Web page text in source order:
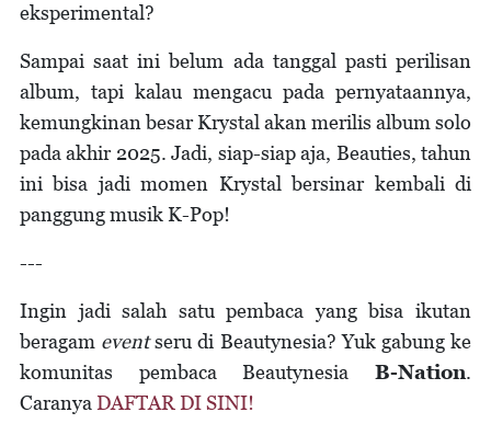
eksperimental?
Sampai saat ini belum ada tanggal pasti perilisan
album, tapi kalau mengacu pada pernyataannya,
kemungkinan besar Krystal akan merilis album solo
pada akhir 2025. Jadi, siap-siap aja, Beauties, tahun
ini bisa jadi momen Krystal bersinar kembali di
panggung musik K-Pop!
---
Ingin jadi salah satu pembaca yang bisa ikutan
beragam eventseru di Beautynesia? Yuk gabung ke
komunitas pembaca Beautynesia B-Nation.
Caranya DAFTAR DI SINI!